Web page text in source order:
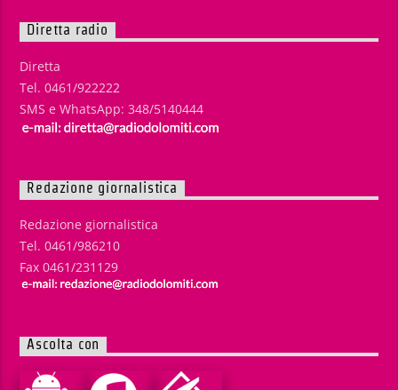
Diretta radio
Diretta
Tel. 0461/922222
SMS e WhatsApp: 348/5140444
Redazione giornalistica
Redazione giornalistica
Tel. 0461/986210
Fax 0461/231129
Ascolta con